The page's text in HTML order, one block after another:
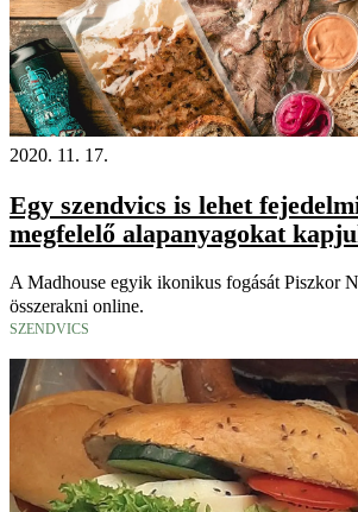
2020. 11. 17.
Egy szendvics is lehet
megfelelő alapanyagokat
A Madhouse egyik ikonikus fogását Piszkor
összerakni online.
SZENDVICS